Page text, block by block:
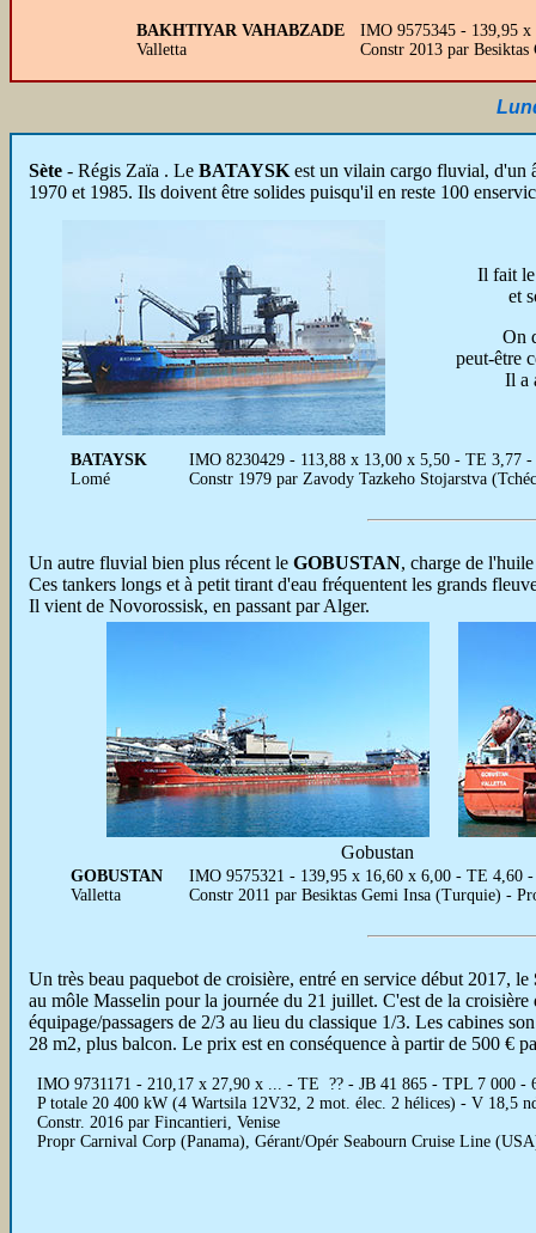
BAKHTIYAR VAHABZADE
Valletta
IMO 9575345 - 139,95
Constr 2013 par
Sète - Régis Zaïa . Le BATAYSK est un vilain cargo fluvial, d'un
1970 et 1985. Ils doivent être solides puisqu'il en reste 100
Il fait le
et
On
peut-être
Il a
BATAYSK
Lomé
IMO 8230429 - 113,88 x 13,00 x 5,50 - TE 3,77
Constr 1979 par Zavody Tazkeho Stojarstva
Un autre fluvial bien plus récent le GOBUSTAN, charge de
Ces tankers longs et à petit tirant d'eau fréquentent les grands
Il vient de Novorossisk, en passant par Alger.
Gobustan
GOBUSTAN
Valletta
IMO 9575321 - 139,95 x 16,60 x 6,00 - TE 4,60
Constr 2011 par Besiktas Gemi Insa (Turquie) -
Un très beau paquebot de croisière, entré en service début 2017, le
au môle Masselin pour la journée du 21 juillet. C'est de la croisière
équipage/passagers de 2/3 au lieu du classique 1/3. Les cabines
28 m2, plus balcon. Le prix est en conséquence à partir de 500 €
IMO 9731171 - 210,17 x 27,90 x ... - TE ?? - JB 41 865 - TPL 7 000 -
P totale 20 400 kW (4 Wartsila 12V32, 2 mot. élec. 2 hélices) - V 18,5
Constr. 2016 par Fincantieri, Venise
Propr Carnival Corp (Panama), Gérant/Opér Seabourn Cruise Line